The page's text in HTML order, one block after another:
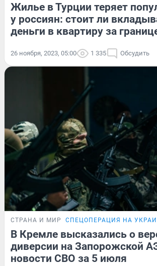
Жилье в Турции теряет
у россиян: стоит ли
деньги в квартиру за
26 ноября, 2023, 05:00 1 335 Обсудить
СТРАНА И МИР СПЕЦОПЕРАЦИЯ НА
В Кремле высказались о
диверсии на Запорожской
новости СВО за 5 июля